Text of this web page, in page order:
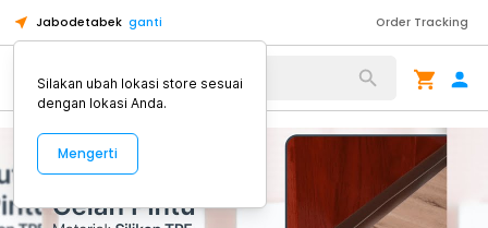
Jabodetabek ganti Order Tracking
Alat Kopi
Silakan ubah lokasi store sesuai
dengan lokasi Anda.
Mengerti